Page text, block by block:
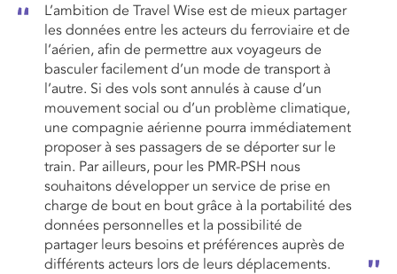
L’ambition de Travel Wise est de mieux partager
les données entre les acteurs du ferroviaire et de
l’aérien, afin de permettre aux voyageurs de
basculer facilement d’un mode de transport à
l’autre. Si des vols sont annulés à cause d’un
mouvement social ou d’un problème climatique,
une compagnie aérienne pourra immédiatement
proposer à ses passagers de se déporter sur le
train. Par ailleurs, pour les PMR-PSH nous
souhaitons développer un service de prise en
charge de bout en bout grâce à la portabilité des
données personnelles et la possibilité de
partager leurs besoins et préférences auprès de
différents acteurs lors de leurs déplacements.